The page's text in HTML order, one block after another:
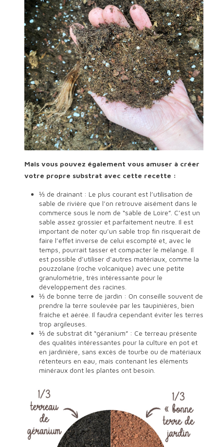
Mais vous pouvez également vous amuser à créer
votre propre substrat avec cette recette :
⅓ de drainant : Le plus courant est l’utilisation de
sable de rivière que l’on retrouve aisément dans le
commerce sous le nom de “sable de Loire”. C’est un
sable assez grossier et parfaitement neutre. Il est
important de noter qu’un sable trop fin risquerait de
faire l’effet inverse de celui escompté et, avec le
temps, pourrait tasser et compacter le mélange. Il
est possible d’utiliser d’autres matériaux, comme la
pouzzolane (roche volcanique) avec une petite
granulométrie, très intéressante pour le
développement des racines.
⅓ de bonne terre de jardin : On conseille souvent de
prendre la terre soulevée par les taupinières, bien
fraîche et aérée. Il faudra cependant éviter les terres
trop argileuses.
⅓ de substrat dit “géranium” : Ce terreau présente
des qualités intéressantes pour la culture en pot et
en jardinière, sans excès de tourbe ou de matériaux
rétenteurs en eau, mais contenant les éléments
minéraux dont les plantes ont besoin.